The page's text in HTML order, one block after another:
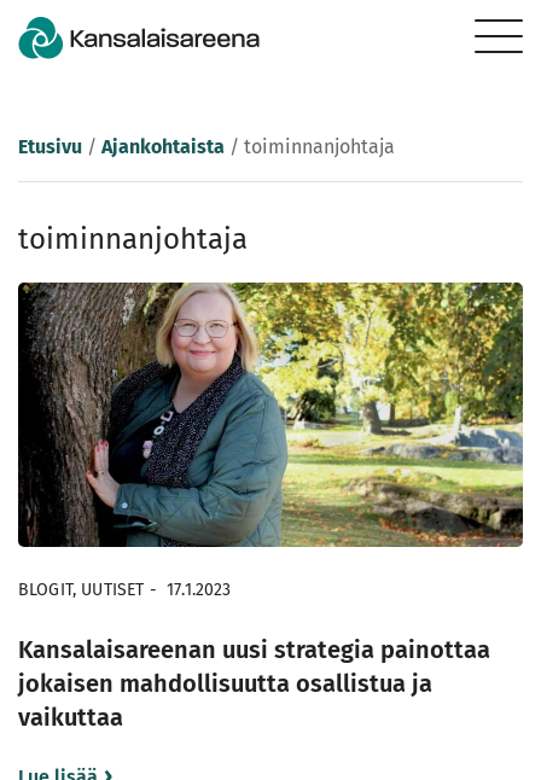
Etusivu / Ajankohtaista / toiminnanjohtaja
toiminnanjohtaja
BLOGIT, UUTISET - 17.1.2023
Kansalaisareenan uusi strategia painottaa
jokaisen mahdollisuutta osallistua ja
vaikuttaa